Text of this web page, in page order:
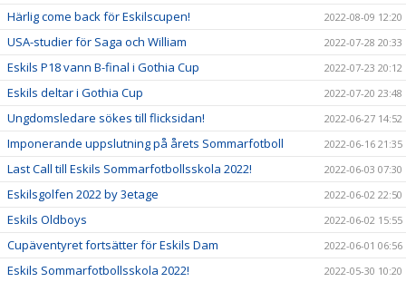
Härlig come back för Eskilscupen! 2022-08-09 12:20
USA-studier för Saga och William 2022-07-28 20:33
Eskils P18 vann B-final i Gothia Cup 2022-07-23 20:12
Eskils deltar i Gothia Cup 2022-07-20 23:48
Ungdomsledare sökes till flicksidan! 2022-06-27 14:52
Imponerande uppslutning på årets Sommarfotboll 2022-06-16 21:35
Last Call till Eskils Sommarfotbollsskola 2022! 2022-06-03 07:30
Eskilsgolfen 2022 by 3etage 2022-06-02 22:50
Eskils Oldboys 2022-06-02 15:55
Cupäventyret fortsätter för Eskils Dam 2022-06-01 06:56
Eskils Sommarfotbollsskola 2022! 2022-05-30 10:20